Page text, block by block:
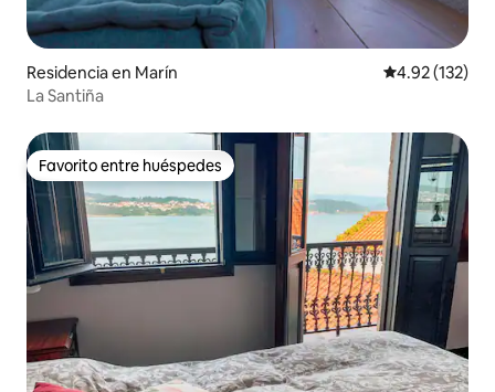
Residencia en Marín Calificación
4.92 (132)
La Santiña
Favorito entre huéspedes
Favorito entre huéspedes